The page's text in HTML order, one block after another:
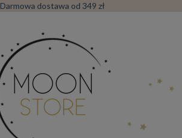
Darmowa dostawa od 349 zł